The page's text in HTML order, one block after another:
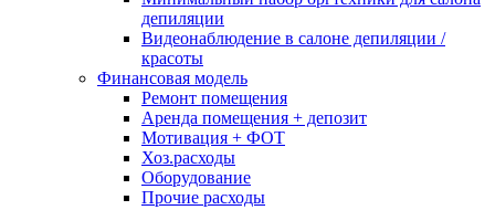
депиляции
Видеонаблюдение в салоне депиляции /
красоты
Финансовая модель
Ремонт помещения
Аренда помещения + депозит
Мотивация + ФОТ
Хоз.расходы
Оборудование
Прочие расходы